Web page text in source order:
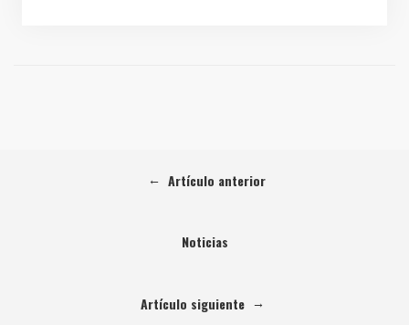
← Artículo anterior
Noticias
Artículo siguiente →